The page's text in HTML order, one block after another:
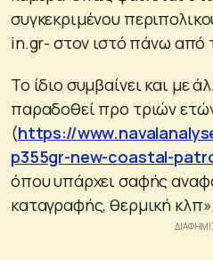
συγκεκριμένου
in.gr- στον ιστό πάνω από
Το ίδιο συμβαίνει και με
παραδοθεί προ τριών
(https://
p355gr-new-coastal-
όπου υπάρχει σαφής
καταγραφής, θερμική